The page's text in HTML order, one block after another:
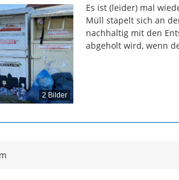
2 Bilder
Es ist (leider) mal
Müll stapelt sich an
nachhaltig mit den
abgeholt wird, wenn